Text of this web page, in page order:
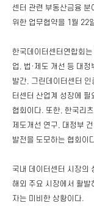
센터 관련 부동산금융 분
위한 업무협약을 1월 22
한국데이터센터연합회
업, 법·제도 개선 등 대
발간, 그린데이터센터 인
터센터 산업계 성장에
협회이다. 또한, 한국리
제도개선 연구, 대정부
발전을 도모하는 협회이
국내 데이터센터 시장의
해외 주요 시장에서 활
자는 미비한 상황이다.